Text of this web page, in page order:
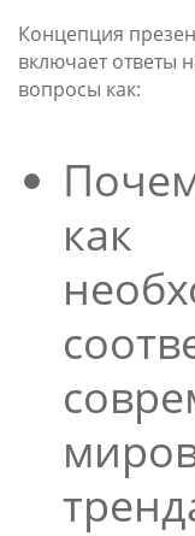
Концепция
включает ответы
вопросы как:
как